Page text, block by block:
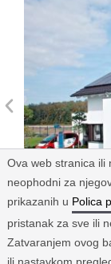
Ova web stranica ili
neophodni za
prikazanih u Polica
pristanak za sve ili
Zatvaranjem ovog